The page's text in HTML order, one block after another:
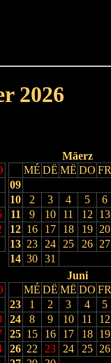
2026
Mäerz
MÉ DË MË DO FR
09
10
2 3 4 5 6
11
9 10 11 12 13
12 16 17 18 19 20
13 23 24 25 26 27
14 30
31
Juni
MÉ DË MË DO FR
23
1 2 3 4 5
24
8 9 10 11 12
25 15 16 17 18 19
26 22 23 24 25 26